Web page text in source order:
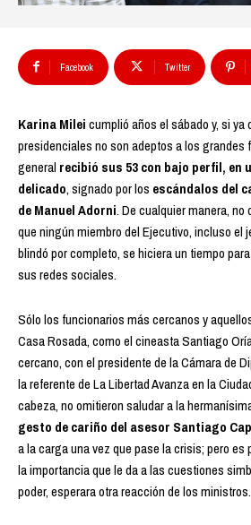
Facebook Twitter
Karina Mileicumplió años el sábado y, si ya
presidenciales no son adeptos a los grandes
general recibió sus 53 con bajo perfil, en
delicado, signado por los escándalos del
de Manuel Adorni. De cualquier manera,
que ningún miembro del Ejecutivo, incluso el
blindó por completo, se hiciera un tiempo
sus redes sociales.
Sólo los funcionarios más cercanos y
Casa Rosada, como el cineasta Santiago
cercano, con el presidente de la Cámara de
la referente de La Libertad Avanza en la
cabeza, no omitieron saludar a la
gesto de cariño del asesor Santiago
a la carga una vez que pase la crisis; pero es
la importancia que le da a las cuestiones
poder, esperara otra reacción de los ministros.